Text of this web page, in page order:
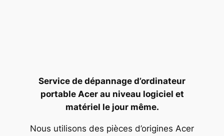
Service de dépannage d’ordinateur
portable Acer au niveau logiciel et
matériel le jour même.
Nous utilisons des pièces d’origines Acer